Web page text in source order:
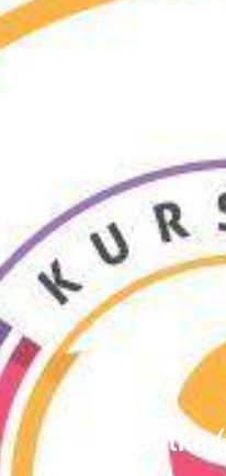
Čestitka